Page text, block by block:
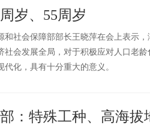
岁、55周岁
和社会保障部部长王晓萍在会上表示
社会发展全局，对于积极应对人口老
代化，具有十分重大的意义。
：特殊工种、高海